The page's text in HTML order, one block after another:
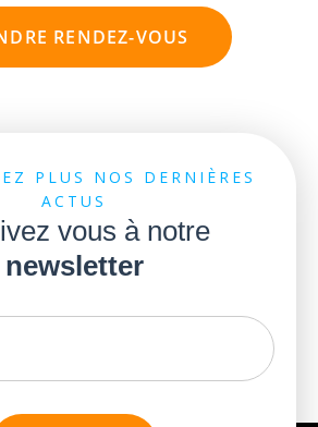
RENDEZ-VOUS
PLUS NOS DERNIÈRES
ACTUS
vous à notre
newsletter